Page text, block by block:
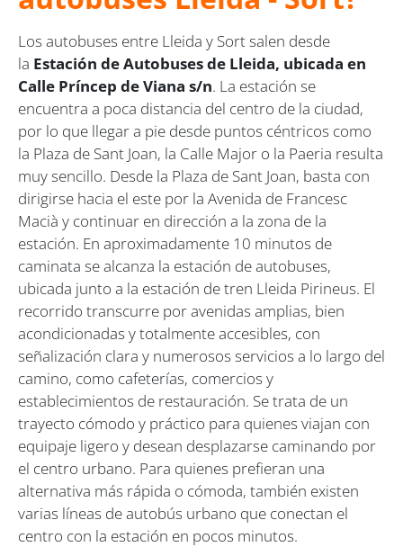
Los autobuses entre Lleida y Sort salen desde
la Estación de Autobuses de Lleida, ubicada en
Calle Príncep de Viana s/n. La estación se
encuentra a poca distancia del centro de la ciudad,
por lo que llegar a pie desde puntos céntricos como
la Plaza de Sant Joan, la Calle Major o la Paeria resulta
muy sencillo. Desde la Plaza de Sant Joan, basta con
dirigirse hacia el este por la Avenida de Francesc
Macià y continuar en dirección a la zona de la
estación. En aproximadamente 10 minutos de
caminata se alcanza la estación de autobuses,
ubicada junto a la estación de tren Lleida Pirineus. El
recorrido transcurre por avenidas amplias, bien
acondicionadas y totalmente accesibles, con
señalización clara y numerosos servicios a lo largo del
camino, como cafeterías, comercios y
establecimientos de restauración. Se trata de un
trayecto cómodo y práctico para quienes viajan con
equipaje ligero y desean desplazarse caminando por
el centro urbano. Para quienes prefieran una
alternativa más rápida o cómoda, también existen
varias líneas de autobús urbano que conectan el
centro con la estación en pocos minutos.